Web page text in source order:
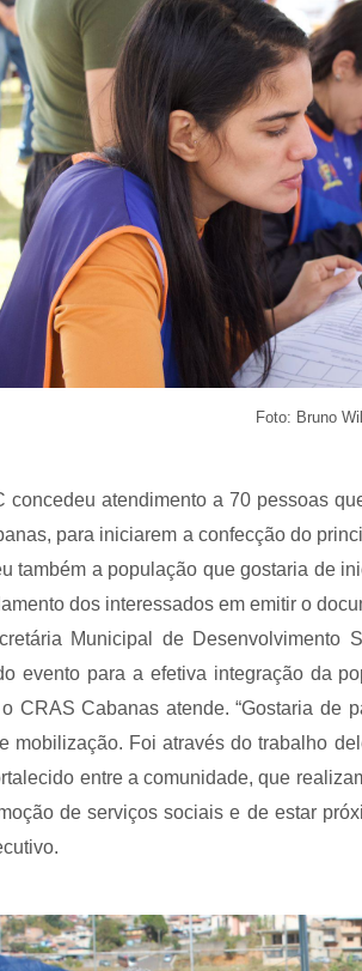
Foto: Bruno
concedeu atendimento a 70 pessoas
para iniciarem a confecção do
também a população que gostaria de
dos interessados em emitir o
Municipal de Desenvolvimento
evento para a efetiva integração da
CRAS Cabanas atende. “Gostaria de
mobilização. Foi através do trabalho
entre a comunidade, que
de serviços sociais e de estar